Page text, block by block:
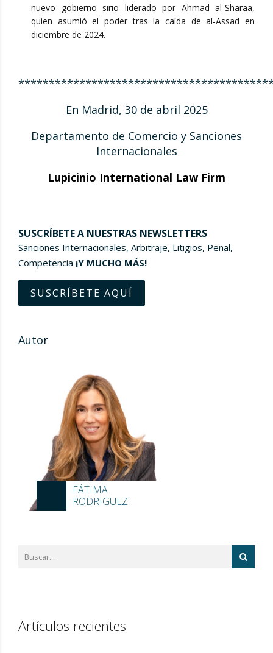
nuevo gobierno sirio liderado por Ahmad al-Sharaa,
quien asumió el poder tras la caída de al-Assad en
diciembre de 2024.
En Madrid, 30 de abril 2025
Departamento de Comercio y Sanciones
Internacionales
Lupicinio International Law Firm
SUSCRÍBETE A NUESTRAS NEWSLETTERS
Sanciones Internacionales, Arbitraje, Litigios, Penal,
Competencia ¡Y MUCHO MÁS!
SUSCRÍBETE AQUÍ
Autor
FÁTIMA
RODRIGUEZ
Artículos recientes